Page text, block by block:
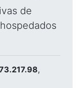
de
,